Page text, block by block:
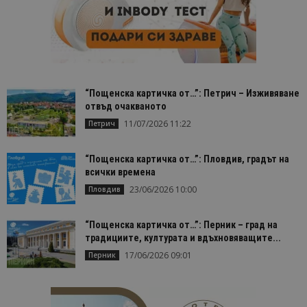
“Пощенска картичка от…”: Петрич – Изживяване
отвъд очакваното
Петрич 11/07/2026 11:22
“Пощенска картичка от…”: Пловдив, градът на
всички времена
Пловдив 23/06/2026 10:00
“Пощенска картичка от…”: Перник – град на
традициите, културата и вдъхновяващите...
Перник 17/06/2026 09:01
цели.
is_unique
StatCounter
Ltd
дали сте за
първи път
_ga_B09EBBY8PY
Google
за